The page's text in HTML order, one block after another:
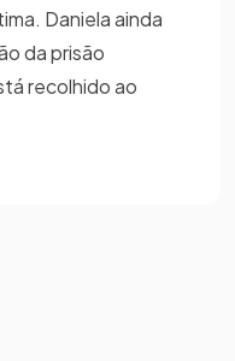
Daniela ainda
da prisão
recolhido ao